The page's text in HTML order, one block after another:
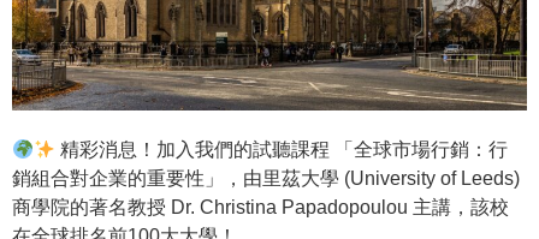
精彩消息！加入我們的試聽課程 「全球市場行銷：行
銷組合對企業的重要性」，由里茲大學 (University of Leeds)
商學院的著名教授 Dr. Christina Papadopoulou 主講，該校